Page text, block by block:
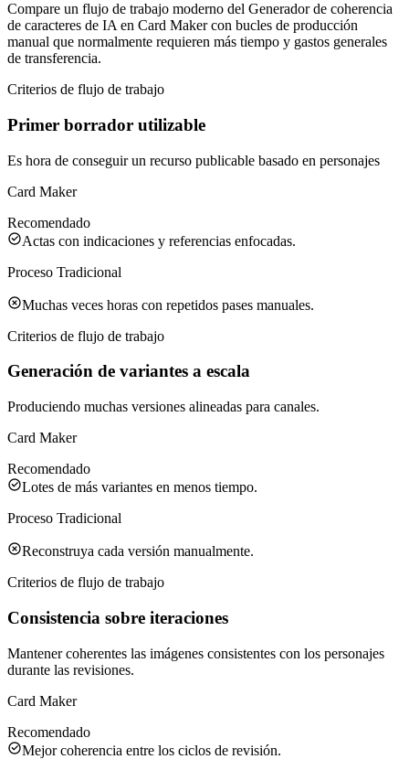
Compare un flujo de trabajo moderno del Generador de coherencia
de caracteres de IA en Card Maker con bucles de producción
manual que normalmente requieren más tiempo y gastos generales
de transferencia.
Criterios de flujo de trabajo
Primer borrador utilizable
Es hora de conseguir un recurso publicable basado en personajes
Card Maker
Recomendado
Actas con indicaciones y referencias enfocadas.
Proceso Tradicional
Muchas veces horas con repetidos pases manuales.
Criterios de flujo de trabajo
Generación de variantes a escala
Produciendo muchas versiones alineadas para canales.
Card Maker
Recomendado
Lotes de más variantes en menos tiempo.
Proceso Tradicional
Reconstruya cada versión manualmente.
Criterios de flujo de trabajo
Consistencia sobre iteraciones
Mantener coherentes las imágenes consistentes con los personajes
durante las revisiones.
Card Maker
Recomendado
Mejor coherencia entre los ciclos de revisión.